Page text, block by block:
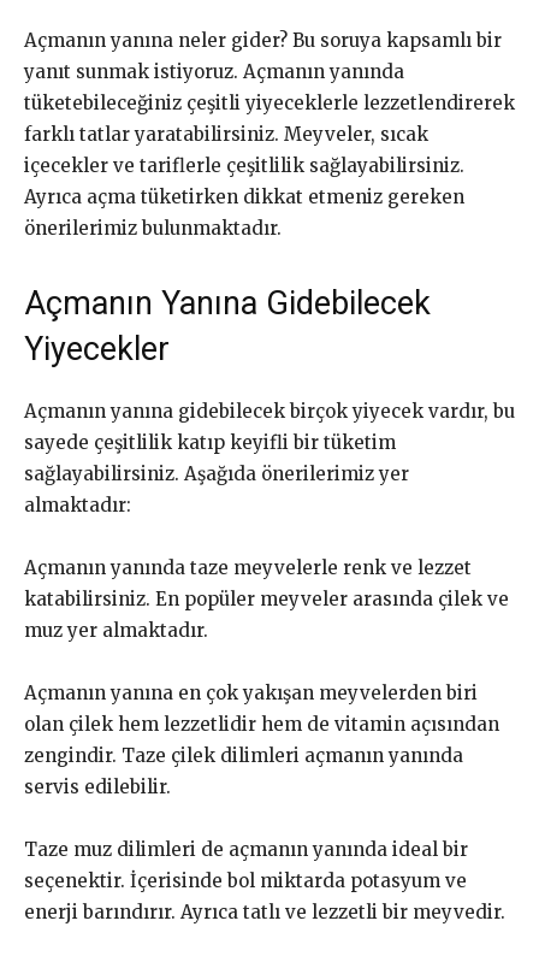
Açmanın yanına neler gider? Bu soruya kapsamlı bir
yanıt sunmak istiyoruz. Açmanın yanında
tüketebileceğiniz çeşitli yiyeceklerle lezzetlendirerek
farklı tatlar yaratabilirsiniz. Meyveler, sıcak
içecekler ve tariflerle çeşitlilik sağlayabilirsiniz.
Ayrıca açma tüketirken dikkat etmeniz gereken
önerilerimiz bulunmaktadır.
Açmanın Yanına Gidebilecek
Yiyecekler
Açmanın yanına gidebilecek birçok yiyecek vardır, bu
sayede çeşitlilik katıp keyifli bir tüketim
sağlayabilirsiniz. Aşağıda önerilerimiz yer
almaktadır:
Açmanın yanında taze meyvelerle renk ve lezzet
katabilirsiniz. En popüler meyveler arasında çilek ve
muz yer almaktadır.
Açmanın yanına en çok yakışan meyvelerden biri
olan çilek hem lezzetlidir hem de vitamin açısından
zengindir. Taze çilek dilimleri açmanın yanında
servis edilebilir.
Taze muz dilimleri de açmanın yanında ideal bir
seçenektir. İçerisinde bol miktarda potasyum ve
enerji barındırır. Ayrıca tatlı ve lezzetli bir meyvedir.